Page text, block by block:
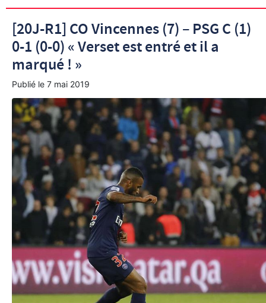
[20J-R1] CO Vincennes (7) – PSG C (1)
0-1 (0-0) « Verset est entré et il a
marqué ! »
Publié le 7 mai 2019